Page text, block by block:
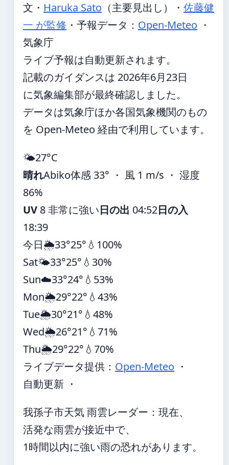
文・ Haruka Sato （主要見出し） ・ 佐藤健
一 が監修 ・ 予報データ： Open-Meteo ・
気象庁
ライブ予報は自動更新されます。
記載のガイダンスは 2026年6月23日
に気象編集部が最終確認しました。
データは気象庁ほか各国気象機関のもの
を Open-Meteo 経由で利用しています。
🌤️27°C
晴れAbiko体感 33° ・ 風 1 m/s ・ 湿度
86%
UV 8 非常に強い日の出 04:52日の入
18:39
今日🌦️33°25° 💧100%
Sat🌤️33°25° 💧30%
Sun☁️33°24° 💧53%
Mon🌦️29°22° 💧43%
Tue🌦️30°21° 💧48%
Wed🌦️26°21° 💧71%
Thu🌦️29°22° 💧70%
ライブデータ提供： Open-Meteo ・
自動更新 ・
我孫子市天気 雨雲レーダー：現在、
活発な雨雲が接近中で、
1時間以内に強い雨の恐れがあります。